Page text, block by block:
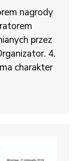
nagrody
przez
4.
charakter